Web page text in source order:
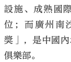
設施、成熟國
位；而廣州南
獎」，是中國
俱樂部。